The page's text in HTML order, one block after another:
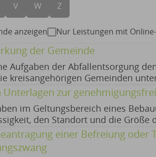
V W Z
anzeigen Nur Leistungen mit
der Gemeinde
Aufgaben der Abfallentsorgung
kreisangehörigen Gemeinden
auf ihrem
Unterlagen zur
im Geltungsbereich eines
den Standort und die Größe
sein. Auch wenn das Vorhaben
Vorschriften einhalten.
einer Befreiung oder